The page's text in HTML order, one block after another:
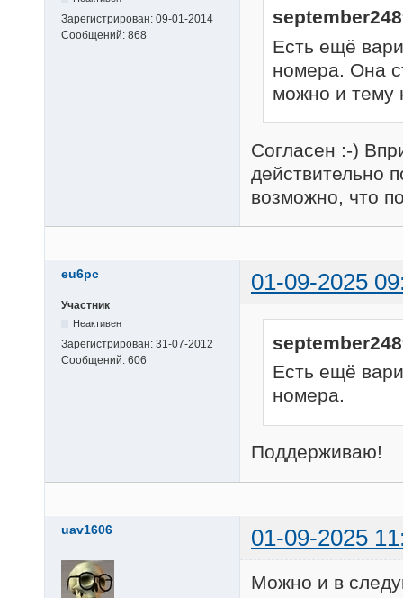
Зарегистрирован: 09-01-2014
Сообщений: 868
Есть ещё
номера. Она
можно и тему
Согласен :-)
действительно
возможно, что
eu6pc 01-09-2025
Участник
Неактивен
Зарегистрирован: 31-07-2012
Сообщений: 606
Есть ещё
номера.
Поддерживаю!
uav1606 01-09-2025
Можно и в